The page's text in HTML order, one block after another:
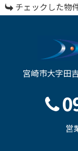
チェックした物
宮崎市大字田
営